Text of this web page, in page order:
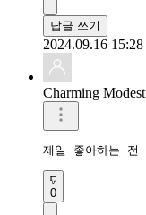
답글 쓰기
2024.09.16 15:28
Charming Modest
제일 좋아하는 전
0